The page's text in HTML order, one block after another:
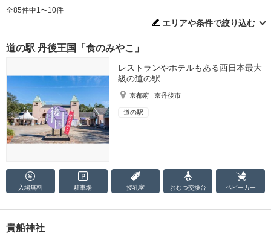
全85件中1〜10件
エリアや条件で絞り込む
道の駅 丹後王国「食のみやこ」
レストランやホテルもある西日本最大
級の道の駅
京都府 京丹後市
道の駅
入場無料 駐車場 授乳室 おむつ交換台 ベビーカー
貴船神社